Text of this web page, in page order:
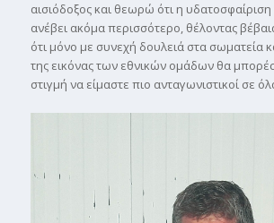
αισιόδοξος και θεωρώ ότι η
ανέβει ακόµα περισσότερο, θέλοντας
ότι µόνο µε συνεχή δουλειά στα σωµατεία
της εικόνας των εθνικών οµάδων θα
στιγµή να είµαστε πιο ανταγωνιστικοί σε